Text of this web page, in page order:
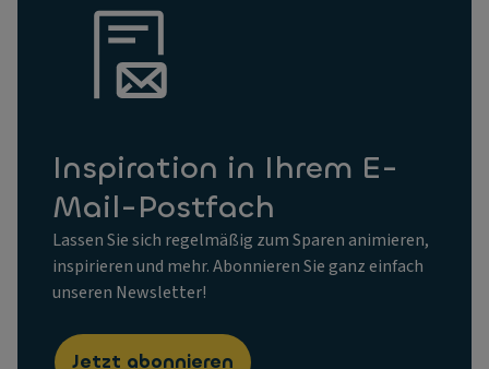
Inspiration in Ihrem E-
Mail-Postfach
Lassen Sie sich regelmäßig zum Sparen animieren,
inspirieren und mehr. Abonnieren Sie ganz einfach
unseren Newsletter!
Jetzt abonnieren